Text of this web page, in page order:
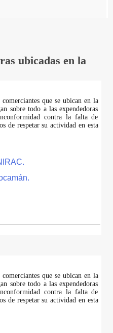
ubicadas en la
que se ubican en la
sobre todo a las expendedoras
contra la falta de
de respetar su actividad en esta
que se ubican en la
sobre todo a las expendedoras
contra la falta de
de respetar su actividad en esta